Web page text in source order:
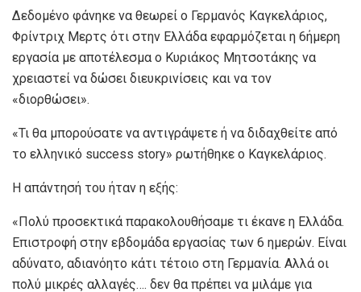
Δεδομένο φάνηκε να θεωρεί ο Γερμανός Καγκελάριος,
Φρίντριχ Μερτς ότι στην Ελλάδα εφαρμόζεται η 6ήμερη
εργασία με αποτέλεσμα ο Κυριάκος Μητσοτάκης να
χρειαστεί να δώσει διευκρινίσεις και να τον
«διορθώσει».
«Τι θα μπορούσατε να αντιγράψετε ή να διδαχθείτε από
το ελληνικό success story» ρωτήθηκε ο Καγκελάριος.
Η απάντησή του ήταν η εξής:
«Πολύ προσεκτικά παρακολουθήσαμε τι έκανε η Ελλάδα.
Επιστροφή στην εβδομάδα εργασίας των 6 ημερών. Είναι
αδύνατο, αδιανόητο κάτι τέτοιο στη Γερμανία. Αλλά οι
πολύ μικρές αλλαγές…. δεν θα πρέπει να μιλάμε για